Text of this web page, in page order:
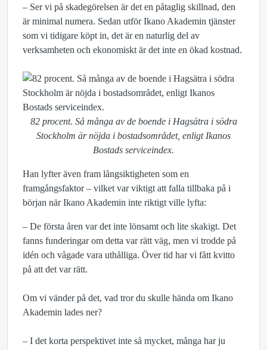
– Ser vi på skadegörelsen är det en påtaglig skillnad, den
är minimal numera. Sedan utför Ikano Akademin tjänster
som vi tidigare köpt in, det är en naturlig del av
verksamheten och ekonomiskt är det inte en ökad kostnad.
82 procent. Så många av de boende i Hagsätra i södra
Stockholm är nöjda i bostadsområdet, enligt Ikanos
Bostads serviceindex.
Han lyfter även fram långsiktigheten som en
framgångsfaktor – vilket var viktigt att falla tillbaka på i
början när Ikano Akademin inte riktigt ville lyfta:
– De första åren var det inte lönsamt och lite skakigt. Det
fanns funderingar om detta var rätt väg, men vi trodde på
idén och vågade vara uthålliga. Över tid har vi fått kvitto
på att det var rätt.
Om vi vänder på det, vad tror du skulle hända om Ikano
Akademin lades ner?
– I det korta perspektivet inte så mycket, många har ju